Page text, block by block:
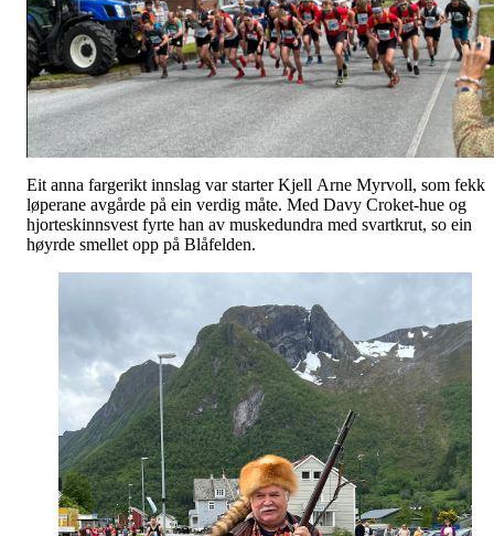
Eit anna fargerikt innslag var starter Kjell Arne Myrvoll, som fekk
løperane avgårde på ein verdig måte. Med Davy Croket-hue og
hjorteskinnsvest fyrte han av muskedundra med svartkrut, so ein
høyrde smellet opp på Blåfelden.